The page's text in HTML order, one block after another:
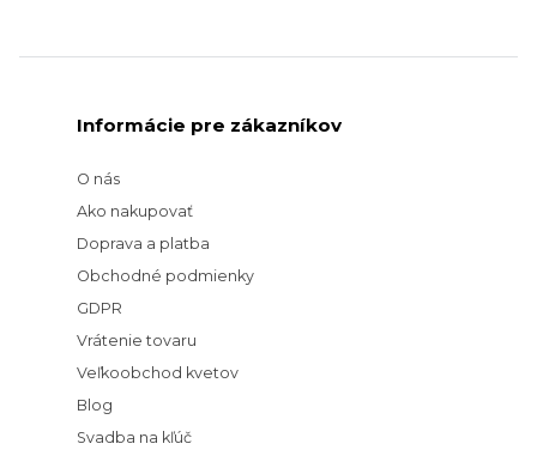
Informácie pre zákazníkov
O nás
Ako nakupovať
Doprava a platba
Obchodné podmienky
GDPR
Vrátenie tovaru
Veľkoobchod kvetov
Blog
Svadba na kľúč